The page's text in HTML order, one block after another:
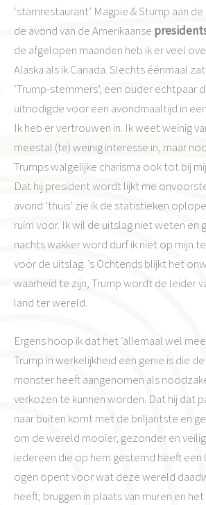
‘stamrestaurant’ Magpie & Stump aan
de avond van de Amerikaanse
de afgelopen maanden heb ik er veel
Alaska als ik Canada. Slechts éénmaal
‘Trump-stemmers’, een ouder echtpaar
uitnodigde voor een avondmaaltijd in
Ik heb er vertrouwen in. Ik weet weinig
meestal (te) weinig interesse in, maar
Trumps walgelijke charisma ook tot bij
Dat hij president wordt lijkt me
avond ’thuis’ zie ik de statistieken
ruim voor. Ik wil de uitslag niet weten en
nachts wakker word durf ik niet op mijn
voor de uitslag. ’s Ochtends blijkt het
waarheid te zijn, Trump wordt de leider
land ter wereld.
Ergens hoop ik dat het ‘allemaal wel
Trump in werkelijkheid een genie is die
monster heeft aangenomen als
verkozen te kunnen worden. Dat hij dat
naar buiten komt met de briljantste en
om de wereld mooier, gezonder en
iedereen die op hem gestemd heeft een
ogen opent voor wat deze wereld
heeft; bruggen in plaats van muren en